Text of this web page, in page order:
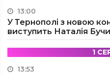
13:00
У Тернополі з новою
виступить Наталія
1
13:53